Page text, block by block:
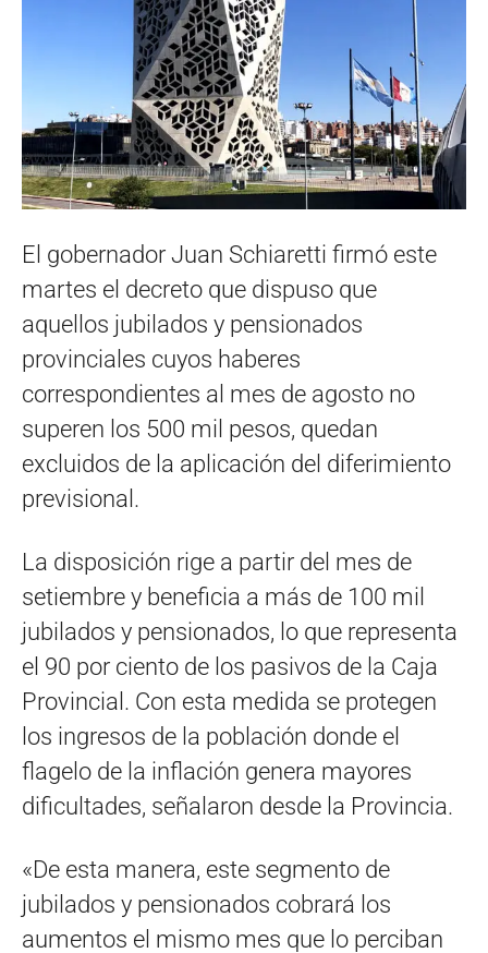
El gobernador Juan Schiaretti firmó este
martes el decreto que dispuso que
aquellos jubilados y pensionados
provinciales cuyos haberes
correspondientes al mes de agosto no
superen los 500 mil pesos, quedan
excluidos de la aplicación del diferimiento
previsional.
La disposición rige a partir del mes de
setiembre y beneficia a más de 100 mil
jubilados y pensionados, lo que representa
el 90 por ciento de los pasivos de la Caja
Provincial. Con esta medida se protegen
los ingresos de la población donde el
flagelo de la inflación genera mayores
dificultades, señalaron desde la Provincia.
«De esta manera, este segmento de
jubilados y pensionados cobrará los
aumentos el mismo mes que lo perciban